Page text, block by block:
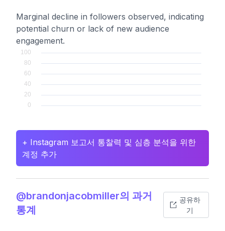
Marginal decline in followers observed, indicating
potential churn or lack of new audience
engagement.
+ Instagram 보고서 통찰력 및 심층 분석을 위한
계정 추가
@brandonjacobmiller의 과거
통계
공유하
기